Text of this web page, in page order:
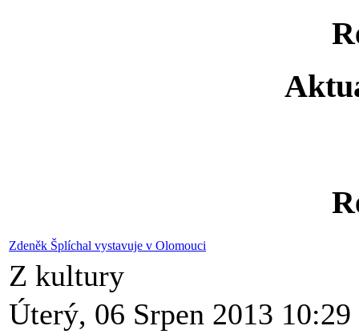
Zdeněk Šplíchal vystavuje v Olomouci
Z kultury
Úterý, 06 Srpen 2013 10:29